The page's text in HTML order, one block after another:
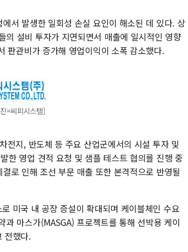
서 발생한 일회성 손실 요인이 해소된 데 있다. 상
의 설비 투자가 지연되면서 매출에 일시적인 영향
판관비가 증가해 영업이익이 소폭 감소했다.
=씨피시스템]
전지, 반도체 등 주요 산업군에서의 시설 투자 및
한 영업 견적 요청 및 샘플 테스트 협의를 진행 중
로 인해 조선 부문 매출 또한 본격적으로 반영될
미국 내 공장 증설이 확대되며 케이블체인 수요
마스가(MASGA) 프로젝트를 통해 선박용 케이
전했다.